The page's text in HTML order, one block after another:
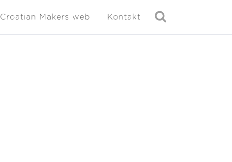
Croatian Makers web Kontakt